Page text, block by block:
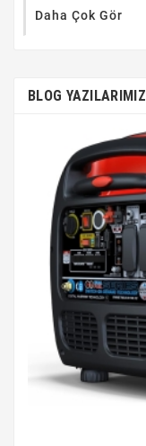
Daha Çok Gör
BLOG YAZILARIMIZ